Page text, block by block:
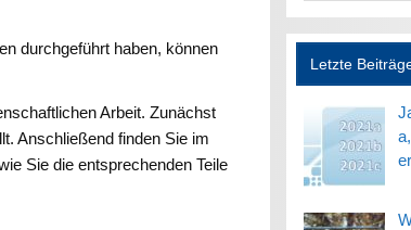
durchgeführt haben, können
Arbeit. Zunächst
Anschließend finden Sie im
Sie die entsprechenden Teile
Letzte